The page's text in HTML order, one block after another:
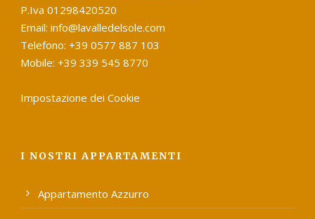
P.Iva 01298420520
Email: info@lavalledelsole.com
Telefono: +39 0577 887 103
Mobile: +39 339 545 8770
Impostazione dei Cookie
I NOSTRI APPARTAMENTI
Appartamento Azzurro